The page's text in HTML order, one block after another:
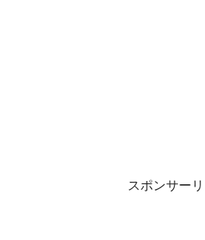
スポンサー